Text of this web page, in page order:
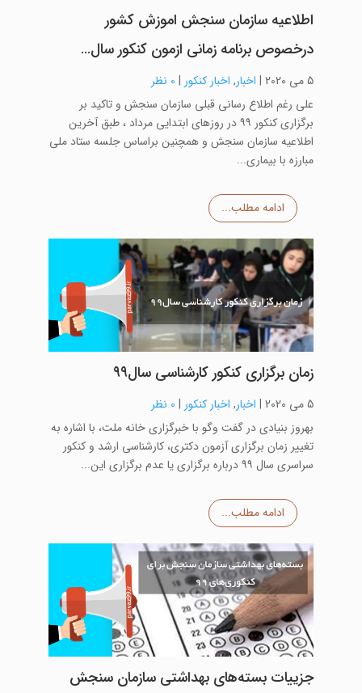
اطلاعیه سازمان سنجش اموزش کشور
درخصوص برنامه زمانی ازمون کنکور سال…
5 می 2020 | اخبار, اخبار کنکور | 0 نظر
علی رغم اطلاع رسانی قبلی سازمان سنجش و تاکید بر
برگزاری کنکور ۹۹ در روزهای ابتدایی مرداد ، طبق آخرین
اطلاعیه سازمان سنجش و همچنین براساس جلسه ستاد ملی
مبارزه با بیماری...
ادامه مطلب...
زمان برگزاری کنکور کارشناسی سال۹۹
5 می 2020 | اخبار, اخبار کنکور | 0 نظر
بهروز بنیادی در گفت وگو با خبرگزاری خانه ملت، با اشاره به
تغییر زمان برگزاری آزمون دکتری، کارشناسی ارشد و کنکور
سراسری سال ۹۹ درباره برگزاری یا عدم برگزاری این...
ادامه مطلب...
جزییات بسته‌های بهداشتی سازمان سنجش